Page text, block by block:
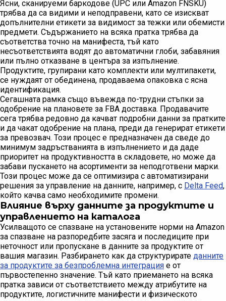
Ясни, сканируеми баркодове (UPC или Amazon FNSKU)
трябва да са видими и неподправени, като се изискват
допълнителни етикети за видимост за тежки или обемисти
предмети. Съдържанието на всяка пратка трябва да
съответства точно на манифеста, тъй като
несъответствията водят до автоматични глоби, забавяния
или пълно отказване в центъра за изпълнение.
Продуктите, групирани като комплекти или мултипакети,
се нуждаят от обединена, продаваема опаковка с ясна
идентификация.
Сегашната рамка също въвежда по-трудни стъпки за
одобрение на плановете за FBA доставка. Продавачите
сега трябва редовно да качват подробни данни за пратките
и да чакат одобрение на плана, преди да генерират етикети
за превозвач. Този процес е предназначен да сведе до
минимум задръстванията в изпълнението и да даде
приоритет на продуктивността в складовете, но може да
забави пускането на асортименти за неподготвени марки.
Този процес може да се оптимизира с автоматизирани
решения за управление на данните, например, с Delta Feed,
който качва само необходимите промени.
Влияние върху данните за продуктите и
управлението на каталога
Усилващото се спазване на установените норми на Amazon
за спазване на разпоредбите засяга и последиците при
неточност или пропускане в данните за продуктите от
вашия магазин. Разбирането как да структурирате данните
за продуктите за безпроблемна интеграция е от
първостепенно значение. Тъй като приемането на всяка
пратка зависи от съответствието между атрибутите на
продуктите, логистичните манифести и физическото